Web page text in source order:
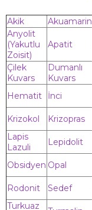
Akik Akuamarin
Anyolit
(Yakutlu
Zoisit)
Apatit
Çilek
Kuvars
Dumanlı
Kuvars
Hematit
İnci
Krizokol
Krizopras
Lapis
Lazuli
Lepidolit
Obsidyen Opal
Rodonit Sedef
Turkuaz